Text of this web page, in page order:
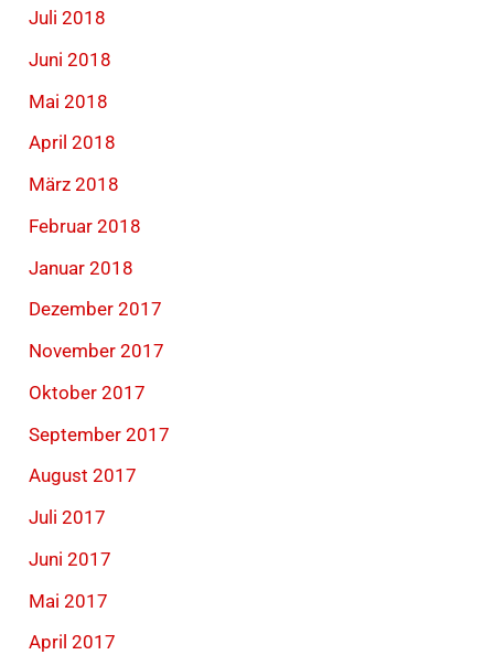
Juli 2018
Juni 2018
Mai 2018
April 2018
März 2018
Februar 2018
Januar 2018
Dezember 2017
November 2017
Oktober 2017
September 2017
August 2017
Juli 2017
Juni 2017
Mai 2017
April 2017